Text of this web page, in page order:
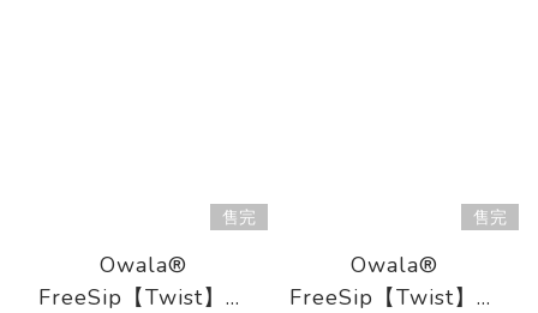
售完
Owala®
FreeSip【Twist】雙
售完
Owala®
FreeSip【Twist】雙